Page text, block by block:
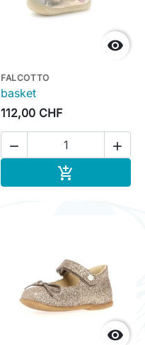

FALCOTTO
basket
112,00 CHF
 

